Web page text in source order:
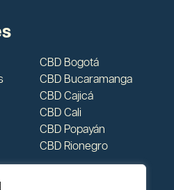
CBD Bogotá
CBD Bucaramanga
CBD Cajicá
CBD Cali
CBD Popayán
CBD Rionegro